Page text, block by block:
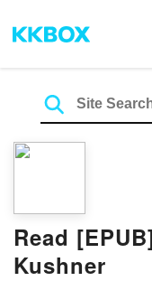
Read
Kushner